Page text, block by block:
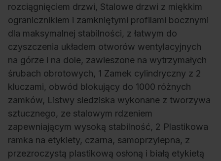
rozciągnięciem drzwi, Stalowe drzwi z miękkim
ogranicznikiem i zamkniętymi profilami bocznymi
dla maksymalnej stabilności, z łatwym do
czyszczenia układem otworów wentylacyjnych
na górze i na dole, zawieszone na wytrzymałych
śrubach obrotowych, 1 Zamek cylindryczny z 2
kluczami, obwód blokujący do 1000 różnych
zamków, Listwy siedziska wykonane z tworzywa
sztucznego, ze stalowym rdzeniem
zapewniającym wysoką stabilność, 2 Plastikowa
ramka na etykiety, czarna, samoprzylepna, z
przezroczystą plastikową osłoną i białą etykietą